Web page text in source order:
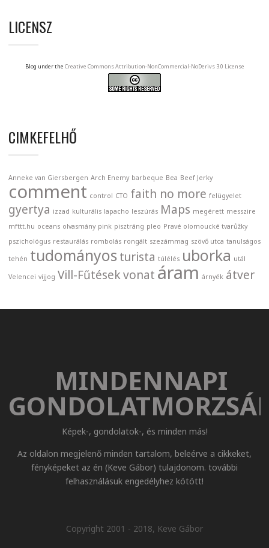
LICENSZ
Blog under the Creative Commons Attribution-NonCommercial-NoDerivs 3.0 License
CIMKEFELHŐ
Anneke van Giersbergen Arch Enemy barbeque Bea Beef Jerky
comment control CTO faith no more felügyelet
gyertya izzad kulturális lapacho leszúrás Maps megérett messzire
mfttt.hu oceans olvasmány pink pisztráng pleo Pravé olomoucké tvarůžky
pszichológus restaurálás rombolás rongált szezámmag szövő utca tanulságos
tehén tudományosturista túlélés uborka utál
Velencei vijjog Vill-Fűtésekvonat áram árnyék átver
MINDENNAPI
Képek-, gondolatok-, és minden más!
Az oldalon megjelenő minden tartalom, beleérve a cikkeket,
fényképeket az én (Keve Gábor) tulajdonom. további
felhasználásuk engedélyhez kötött!
Copyright 2001 - 2018, Keve Gábor